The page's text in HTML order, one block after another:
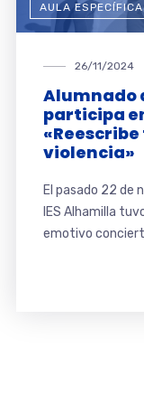
AULA ESPECÍFICA
26/11/2024
Alumnado
participa
violencia»
El pasado 22 de
IES Alhamilla
emotivo